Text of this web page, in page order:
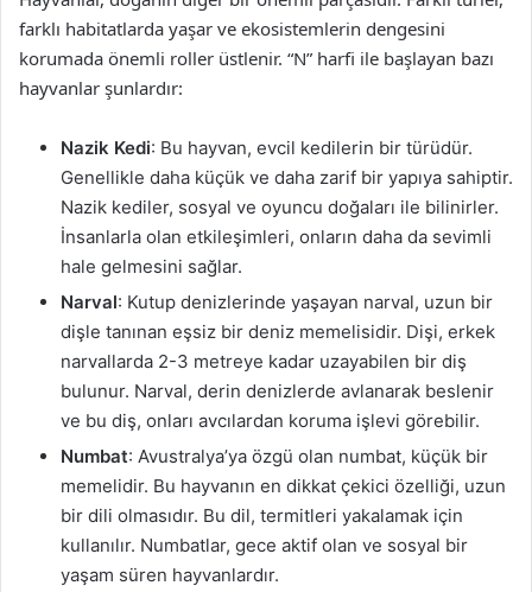
farklı habitatlarda yaşar ve ekosistemlerin dengesini
korumada önemli roller üstlenir. “N” harfi ile başlayan bazı
hayvanlar şunlardır:
Nazik Kedi: Bu hayvan, evcil kedilerin bir türüdür.
Genellikle daha küçük ve daha zarif bir yapıya sahiptir.
Nazik kediler, sosyal ve oyuncu doğaları ile bilinirler.
İnsanlarla olan etkileşimleri, onların daha da sevimli
hale gelmesini sağlar.
Narval: Kutup denizlerinde yaşayan narval, uzun bir
dişle tanınan eşsiz bir deniz memelisidir. Dişi, erkek
narvallarda 2-3 metreye kadar uzayabilen bir diş
bulunur. Narval, derin denizlerde avlanarak beslenir
ve bu diş, onları avcılardan koruma işlevi görebilir.
Numbat: Avustralya’ya özgü olan numbat, küçük bir
memelidir. Bu hayvanın en dikkat çekici özelliği, uzun
bir dili olmasıdır. Bu dil, termitleri yakalamak için
kullanılır. Numbatlar, gece aktif olan ve sosyal bir
yaşam süren hayvanlardır.